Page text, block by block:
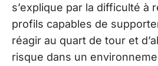
s’explique par la difficulté à
profils capables de
réagir au quart de tour et
risque dans un